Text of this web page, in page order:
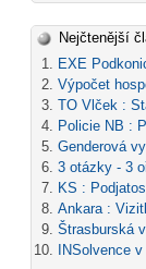
Nejčtenější
EXE
Výpočet
TO Vlček :
Policie NB :
Genderová
3 otázky - 3
KS :
Ankara :
Štrasburská
INSolvence